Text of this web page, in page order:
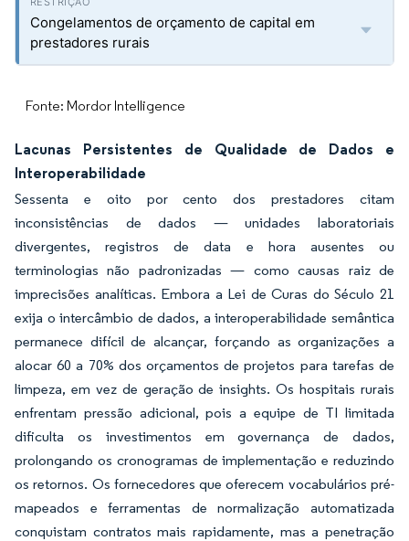
Congelamentos de orçamento de capital em
prestadores rurais
Fonte: Mordor Intelligence
Lacunas Persistentes de Qualidade de Dados e
Interoperabilidade
Sessenta e oito por cento dos prestadores citam
inconsistências de dados — unidades laboratoriais
divergentes, registros de data e hora ausentes ou
terminologias não padronizadas — como causas raiz de
imprecisões analíticas. Embora a Lei de Curas do Século 21
exija o intercâmbio de dados, a interoperabilidade semântica
permanece difícil de alcançar, forçando as organizações a
alocar 60 a 70% dos orçamentos de projetos para tarefas de
limpeza, em vez de geração de insights. Os hospitais rurais
enfrentam pressão adicional, pois a equipe de TI limitada
dificulta os investimentos em governança de dados,
prolongando os cronogramas de implementação e reduzindo
os retornos. Os fornecedores que oferecem vocabulários pré-
mapeados e ferramentas de normalização automatizada
conquistam contratos mais rapidamente, mas a penetração